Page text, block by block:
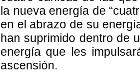
la nueva energía de
en el abrazo de su
han suprimido dentro de
energía que les
ascensión.